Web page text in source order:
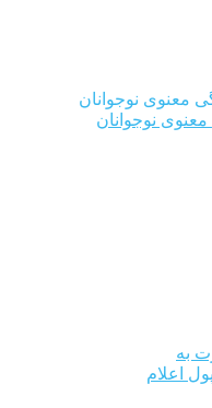
معنوی نوجوانان
به
اعلام